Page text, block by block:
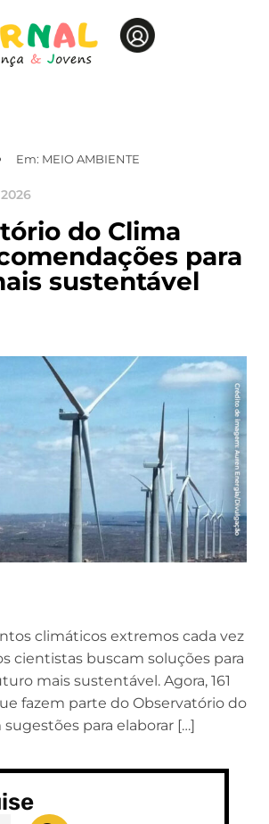
Em: MEIO AMBIENTE
do Clima
para
sustentável
climáticos extremos cada vez
cientistas buscam soluções para
mais sustentável. Agora, 161
fazem parte do Observatório do
para elaborar […]